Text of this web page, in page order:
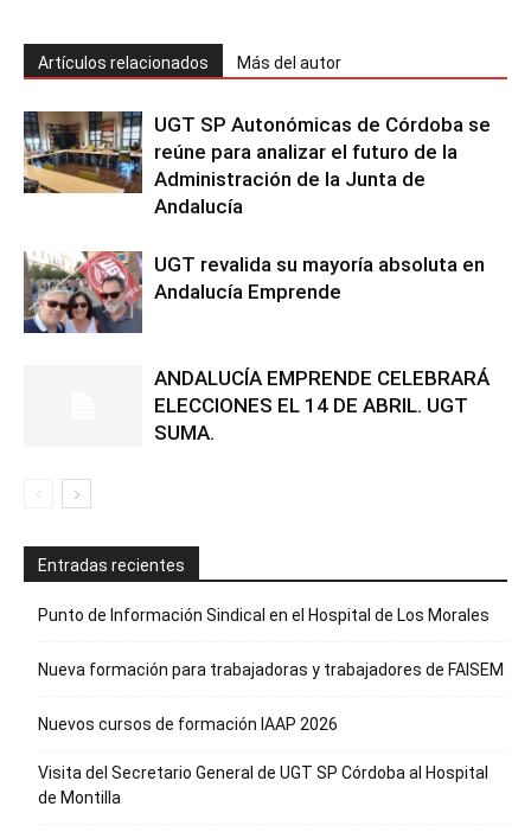
Artículos relacionados Más del autor
UGT SP Autonómicas de Córdoba se
reúne para analizar el futuro de la
Administración de la Junta de
Andalucía
UGT revalida su mayoría absoluta en
Andalucía Emprende
ANDALUCÍA EMPRENDE CELEBRARÁ
ELECCIONES EL 14 DE ABRIL. UGT
SUMA.
Entradas recientes
Punto de Información Sindical en el Hospital de Los Morales
Nueva formación para trabajadoras y trabajadores de FAISEM
Nuevos cursos de formación IAAP 2026
Visita del Secretario General de UGT SP Córdoba al Hospital
de Montilla